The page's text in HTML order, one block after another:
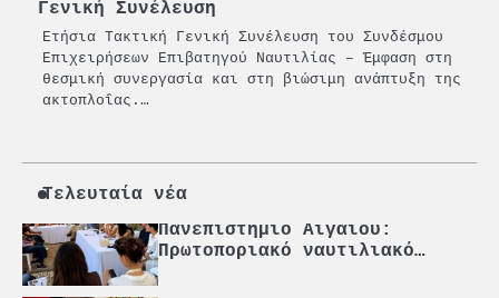
Γενική Συνέλευση
Ετήσια Τακτική Γενική Συνέλευση του Συνδέσμου
Επιχειρήσεων Επιβατηγού Ναυτιλίας – Έμφαση στη
θεσμική συνεργασία και στη βιώσιμη ανάπτυξη της
ακτοπλοΐας.…
Τελευταία νέα
Γ. Ξηραδάκης: Η ευρωπαϊκή
στρατηγική αυτονομία περνά
μέσα από τη ναυτιλία
πολιτικών συμβιβασμών»
Πανεπιστήμιο Αιγαίου:
Πρωτοποριακό ναυτιλιακό